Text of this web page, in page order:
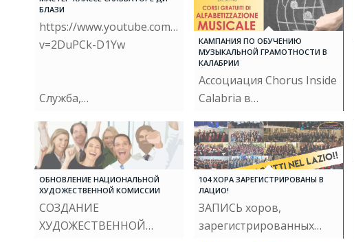
БЛАЗИ
https://www.youtube.com/watch?
v=2DuPCk-D1Yw
Служба,…
КАМПАНИЯ ПО ОБУЧЕНИЮ
МУЗЫКАЛЬНОЙ ГРАМОТНОСТИ В
КАЛАБРИИ
Ассоциация Chorus Inside
Calabria в…
ОБНОВЛЕНИЕ НАЦИОНАЛЬНОЙ
ХУДОЖЕСТВЕННОЙ КОМИССИИ
СОЗДАНИЕ
ХУДОЖЕСТВЕННОЙ…
104 ХОРА ЗАРЕГИСТРИРОВАНЫ В
ЛАЦИО!
ЗАПИСЬ хоров,
зарегистрированных…